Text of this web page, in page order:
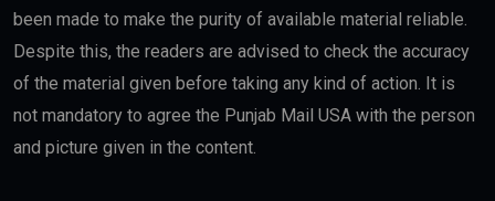
been made to make the purity of available material reliable.
Despite this, the readers are advised to check the accuracy
of the material given before taking any kind of action. It is
not mandatory to agree the Punjab Mail USA with the person
and picture given in the content.